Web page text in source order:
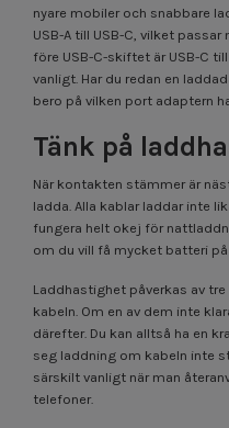
nyare mobiler och snabbare
USB-A till USB-C, vilket
före USB-C-skiftet är USB-C
vanligt. Har du redan en
bero på vilken port adaptern
Tänk på
När kontakten stämmer är
ladda. Alla kablar laddar inte
fungera helt okej för
om du vill få mycket batteri
Laddhastighet påverkas av
kabeln. Om en av dem inte
därefter. Du kan alltså ha en
seg laddning om kabeln inte
särskilt vanligt när man
telefoner.